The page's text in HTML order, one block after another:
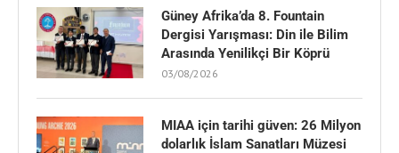
Güney Afrika’da 8. Fountain
Dergisi Yarışması: Din ile Bilim
Arasında Yenilikçi Bir Köprü
03/08/2026
MIAA için tarihi güven: 26 Milyon
dolarlık İslam Sanatları Müzesi